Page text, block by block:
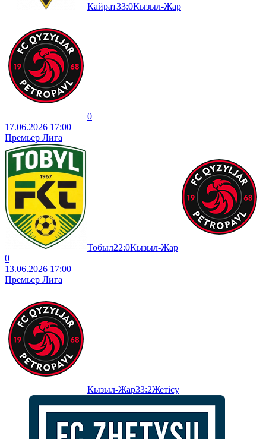
Кайрат33:0Кызыл-Жар
0
17.06.2026 17:00
Премьер Лига
Тобыл22:0Кызыл-Жар
0
13.06.2026 17:00
Премьер Лига
Кызыл-Жар33:2Жетісу